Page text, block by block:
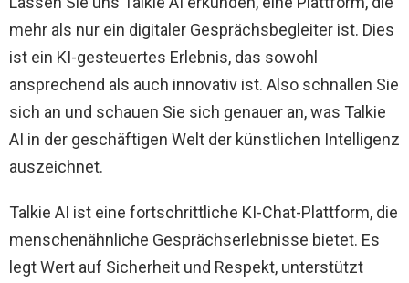
mehr als nur ein digitaler Gesprächsbegleiter ist. Dies
ist ein KI-gesteuertes Erlebnis, das sowohl
ansprechend als auch innovativ ist. Also schnallen Sie
sich an und schauen Sie sich genauer an, was Talkie
AI in der geschäftigen Welt der künstlichen Intelligenz
auszeichnet.
Talkie AI ist eine fortschrittliche KI-Chat-Plattform, die
menschenähnliche Gesprächserlebnisse bietet. Es
legt Wert auf Sicherheit und Respekt, unterstützt